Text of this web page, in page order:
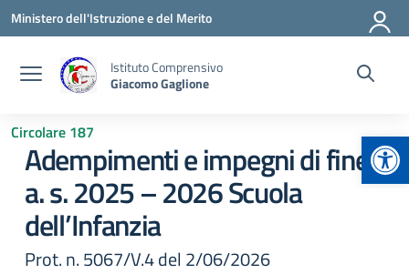
Vai ai contenuti
Vai al menu di navigazione
Vai al footer
Ministero dell'Istruzione e del Merito
Istituto Comprensivo
Giacomo Gaglione
Circolare 187
Adempimenti e impegni di fine
a. s. 2025 – 2026 Scuola
dell’Infanzia
Prot. n. 5067/V.4 del 2/06/2026